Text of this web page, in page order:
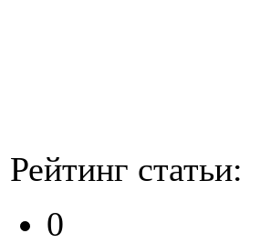
Рейтинг статьи:
0